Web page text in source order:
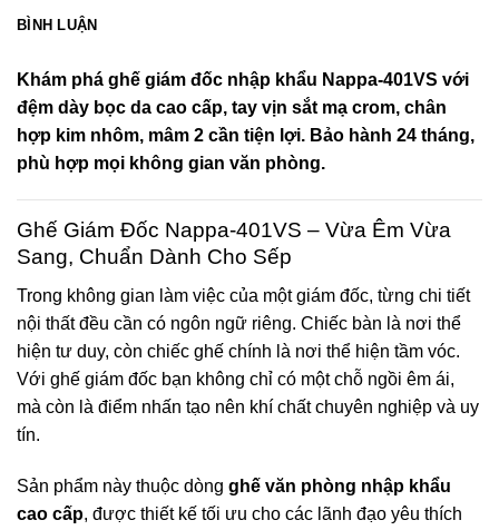
BÌNH LUẬN
Khám phá ghế giám đốc nhập khẩu Nappa-401VS với
đệm dày bọc da cao cấp, tay vịn sắt mạ crom, chân
hợp kim nhôm, mâm 2 cần tiện lợi. Bảo hành 24 tháng,
phù hợp mọi không gian văn phòng.
Ghế Giám Đốc Nappa-401VS – Vừa Êm Vừa
Sang, Chuẩn Dành Cho Sếp
Trong không gian làm việc của một giám đốc, từng chi tiết
nội thất đều cần có ngôn ngữ riêng. Chiếc bàn là nơi thể
hiện tư duy, còn chiếc ghế chính là nơi thể hiện tầm vóc.
Với ghế giám đốc bạn không chỉ có một chỗ ngồi êm ái,
mà còn là điểm nhấn tạo nên khí chất chuyên nghiệp và uy
tín.
Sản phẩm này thuộc dòng ghế văn phòng nhập khẩu
cao cấp, được thiết kế tối ưu cho các lãnh đạo yêu thích